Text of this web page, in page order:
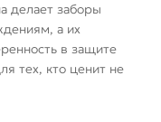
делает заборы
а их
в защите
тех, кто ценит не